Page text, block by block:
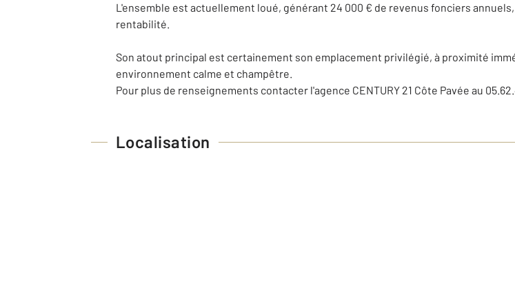
L'ensemble est actuellement loué, générant 24 000 € de revenus fonciers
rentabilité.
Son atout principal est certainement son emplacement privilégié, à proximité
environnement calme et champêtre.
Pour plus de renseignements contacter l'agence CENTURY 21 Côte Pavée au
Localisation